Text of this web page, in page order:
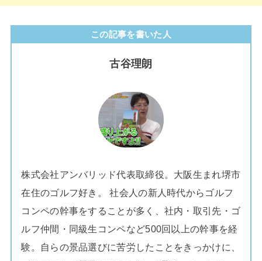
この記事を書いた人
古谷理朗
株式会社アンバリッド代表取締役。大阪生まれ堺市
在住のゴルフ好き。 社会人の新人時代からゴルフ
コンペの幹事をすることが多く、社内・取引先・ゴ
ルフ仲間・同級生コンペなど500回以上の幹事を経
験。自らの景品選びに苦労したことをきっかけに、